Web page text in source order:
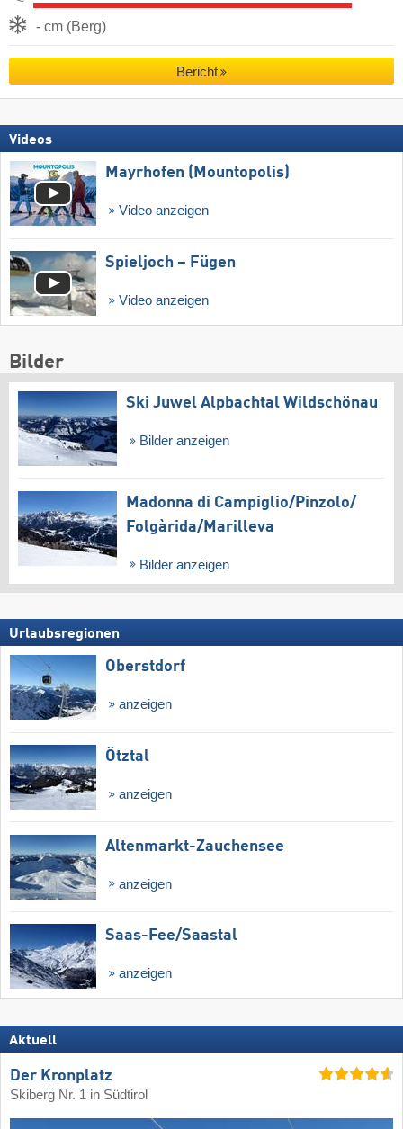
- cm (Berg)
Bericht
Videos
Mayrhofen (Mountopolis)
Video anzeigen
Spieljoch – Fügen
Video anzeigen
Bilder
Ski Juwel Alpbachtal Wildschönau
Bilder anzeigen
Madonna di Campiglio/​Pinzolo/​
Folgàrida/​Marilleva
Bilder anzeigen
Urlaubsregionen
Oberstdorf
anzeigen
Ötztal
anzeigen
Altenmarkt-Zauchensee
anzeigen
Saas-Fee/​Saastal
anzeigen
Aktuell
Der Kronplatz
Skiberg Nr. 1 in Südtirol